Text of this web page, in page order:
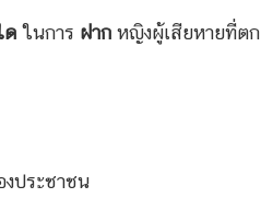
ด ในการ ฝาก หญิงผู้เสียหายที่ตก
งประชาชน